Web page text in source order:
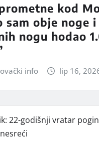
kod
sam obje noge i
nogu hodao
info lip 16,